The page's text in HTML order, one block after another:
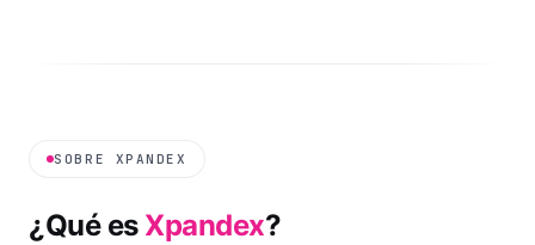
SOBRE XPANDEX
¿Qué es Xpandex?